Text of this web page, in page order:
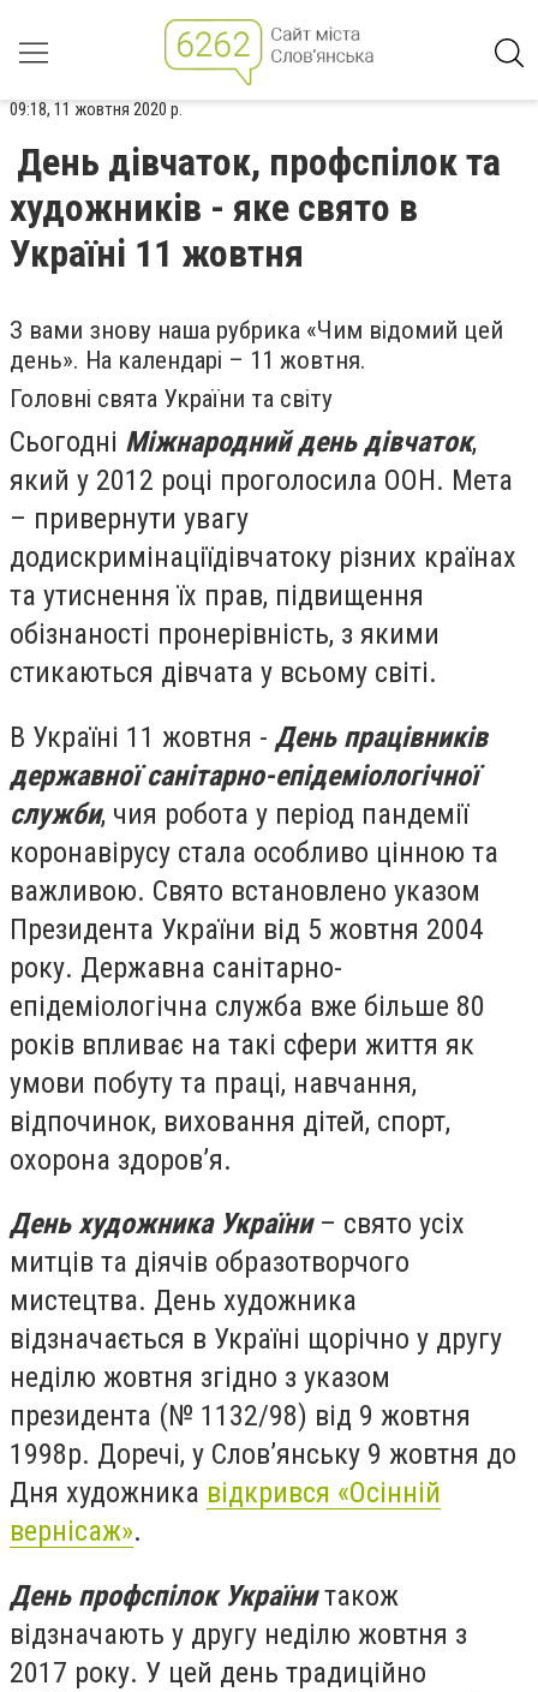
09:18, 11 жовтня 2020 р.
День дівчаток, профспілок та
художників - яке свято в
Україні 11 жовтня
З вами знову наша рубрика «Чим відомий цей
день». На календарі – 11 жовтня.
Головні свята України та світу
Сьогодні Міжнародний день дівчаток,
який у 2012 році проголосила ООН. Мета
– привернути увагу
додискримінаціїдівчатоку різних країнах
та утиснення їх прав, підвищення
обізнаності пронерівність, з якими
стикаються дівчата у всьому світі.
В Україні 11 жовтня - День працівників
державної санітарно-епідеміологічної
служби, чия робота у період пандемії
коронавірусу стала особливо цінною та
важливою. Свято встановлено указом
Президента України від 5 жовтня 2004
року. Державна санітарно-
епідеміологічна служба вже більше 80
років впливає на такі сфери життя як
умови побуту та праці, навчання,
відпочинок, виховання дітей, спорт,
охорона здоров’я.
День художника України– свято усіх
митців та діячів образотворчого
мистецтва. День художника
відзначається в Україні щорічно у другу
неділю жовтня згідно з указом
президента (№ 1132/98) від 9 жовтня
1998р. Доречі, у Слов’янську 9 жовтня до
Дня художника відкрився «Осінній
вернісаж».
День профспілок Українитакож
відзначають у другу неділю жовтня з
2017 року. У цей день традиційно